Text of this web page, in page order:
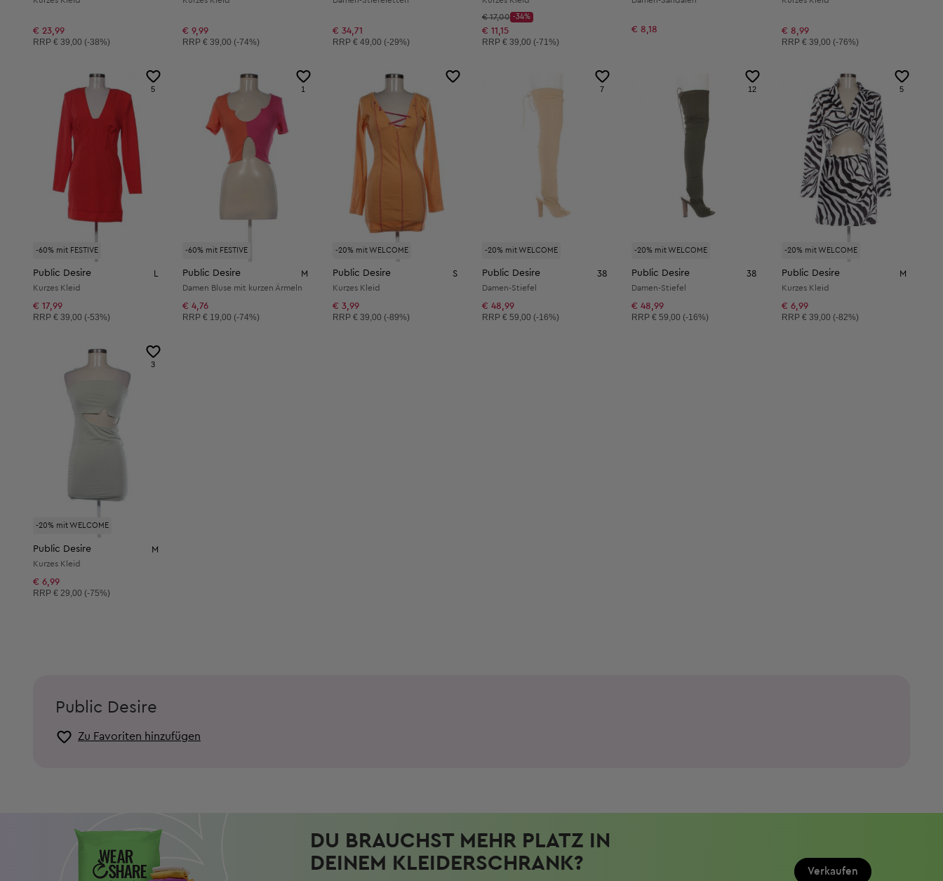
€ 23,99
Unverbindliche Preisempfehlung:
RRP € 39,00 (-38%)
€ 9,99
Unverbindliche Preisempfehlung:
RRP€ 39,00 (-74%)
€ 34,71
Unverbindliche Preisempfehlung:
RRP € 49,00 (-29%)
Startpreis:
€ 17,00
Discount Price:
-34%
Reduzierter Preis:
€ 11,15
Unverbindliche Preisempfehlung:
RRP € 39,00 (-71%)
€ 8,18 € 8,99
Unverbindliche Preisempfehlung:
RRP € 39,00 (-76%)
-60% mit FESTIVE
5
Public Desire
Kurzes Kleid
€ 17,99
Unverbindliche Preisempfehlung:
RRP € 39,00 (-53%)
-60% mit FESTIVE
1
Public Desire M
Damen Bluse mit kurzen Ärmeln
€ 4,76
Unverbindliche Preisempfehlung:
RRP€ 19,00 (-74%)
-20% mit WELCOME
Public Desire S
Kurzes Kleid
€ 3,99
Unverbindliche Preisempfehlung:
RRP € 39,00 (-89%)
-20% mit WELCOME
7
Public Desire 38
Damen-Stiefel
€ 48,99
Unverbindliche Preisempfehlung:
RRP € 59,00 (-16%)
-20% mit WELCOME
12
Public Desire 38
Damen-Stiefel
€ 48,99
Unverbindliche Preisempfehlung:
RRP€ 59,00 (-16%)
-20% mit WELCOME
5
Public Desire M
Kurzes Kleid
€ 6,99
Unverbindliche Preisempfehlung:
RRP € 39,00 (-82%)
-20% mit WELCOME
3
Public Desire M
Kurzes Kleid
€ 6,99
Unverbindliche Preisempfehlung:
RRP € 29,00 (-75%)
Public Desire
Zu Favoriten hinzufügen
DU BRAUCHST MEHR PLATZ IN
DEINEM KLEIDERSCHRANK?
Verkaufen